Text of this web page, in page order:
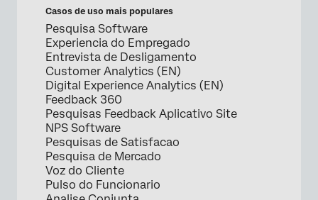
Casos de uso mais populares
Pesquisa Software
Experiencia do Empregado
Entrevista de Desligamento
Customer Analytics (EN)
Digital Experience Analytics (EN)
Feedback 360
Pesquisas Feedback Aplicativo Site
NPS Software
Pesquisas de Satisfacao
Pesquisa de Mercado
Voz do Cliente
Pulso do Funcionario